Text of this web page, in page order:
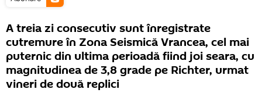
A treia zi consecutiv sunt înregistrate
cutremure în Zona Seismică Vrancea, cel mai
puternic din ultima perioadă fiind joi seara, cu
magnitudinea de 3,8 grade pe Richter, urmat
vineri de două replici